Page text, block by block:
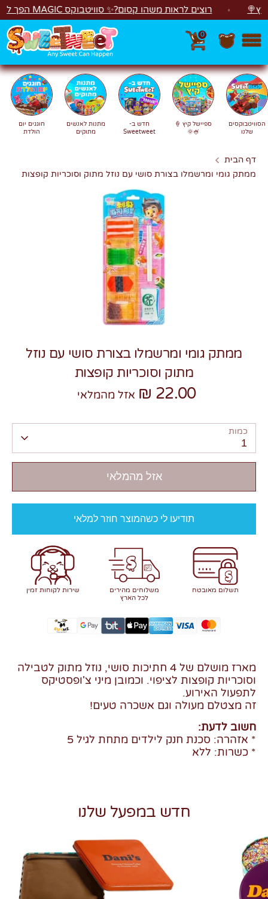
דלג רוצים לראות משהו קסום?✨ סוויטבוקס MAGIC הפך ל"מכונת משחקים"! 🎁🕹️
0
חפשחיפוש
צרו קשר
הסוויטבוקסים
שלנו
ספיישל קיץ 🍦
🍧🌞
חדש ב-
Sweetweet
מתנות לאנשים
מתוקים
חוגגים יום
הולדת
דף הבית
ממתק גומי ומרשמלו בצורת סושי עם נוזל מתוק וסוכריות קופצות
ממתק גומי ומרשמלו בצורת סושי עם נוזל
מתוק וסוכריות קופצות
22.00 ₪ אזל מהמלאי
כמות
1
אזל מהמלאי
תודיעו לי כשהמוצר חוזר למלאי
תשלום מאובטח
משלוחים מהירים
לכל הארץ
שירות לקוחות זמין
מארז מושלם של 4 חתיכות סושי, נוזל מתוק לטבילה
וסוכריות קופצות לציפוי. וכמובן מיני צ'ופסטיקס
לתפעול האירוע.
זה מצטלם מעולה וגם אשכרה טעים!
חשוב לדעת:
* אזהרה: סכנת חנק לילדים מתחת לגיל 5
* כשרות: ללא
חדש במפעל שלנו